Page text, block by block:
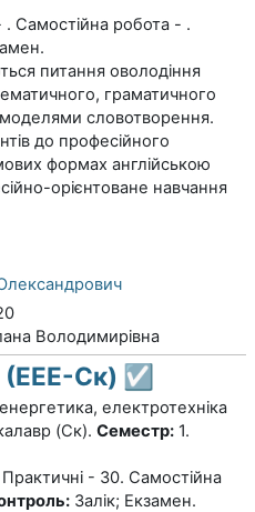
. Самостійна робота - .
питання оволодіння
граматичного
словотворення.
до професійного
формах англійською
орієнтоване навчання
Володимирівна
(ЕЕЕ-Ск) ☑️
електротехніка
(Ск). Семестр: 1.
Практичні - 30. Самостійна
Залік; Екзамен.